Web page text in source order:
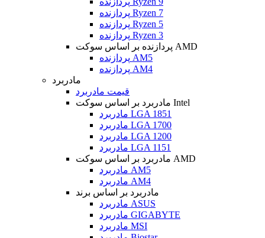
پردازنده Ryzen 7
پردازنده Ryzen 5
پردازنده Ryzen 3
پردازنده بر اساس سوکت AMD
پردازنده AM5
پردازنده AM4
مادربرد
قیمت مادربرد
مادربرد بر اساس سوکت Intel
مادربرد LGA 1851
مادربرد LGA 1700
مادربرد LGA 1200
مادربرد LGA 1151
مادربرد بر اساس سوکت AMD
مادربرد AM5
مادربرد AM4
مادربرد بر اساس برند
مادربرد ASUS
مادربرد GIGABYTE
مادربرد MSI